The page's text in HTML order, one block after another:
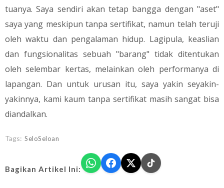
tuanya. Saya sendiri akan tetap bangga dengan "aset"
saya yang meskipun tanpa sertifikat, namun telah teruji
oleh waktu dan pengalaman hidup. Lagipula, keaslian
dan fungsionalitas sebuah "barang" tidak ditentukan
oleh selembar kertas, melainkan oleh performanya di
lapangan. Dan untuk urusan itu, saya yakin seyakin-
yakinnya, kami kaum tanpa sertifikat masih sangat bisa
diandalkan.
Tags: SeloSeloan
Bagikan Artikel Ini: